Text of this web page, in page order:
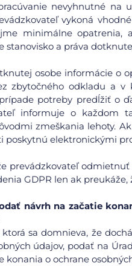
nevyhnutné na
vykoná
minimálne opatrenia,
stanovisko a práva
osobe informácie o
zbytočného odkladu a
potreby predĺžiť o
informuje o každom
zmeškania lehoty.
poskytnú elektronickými
prevádzkovateľ
GDPR len ak
návrh na začatie
sa domnieva, že
údajov, podať na
konania o ochrane